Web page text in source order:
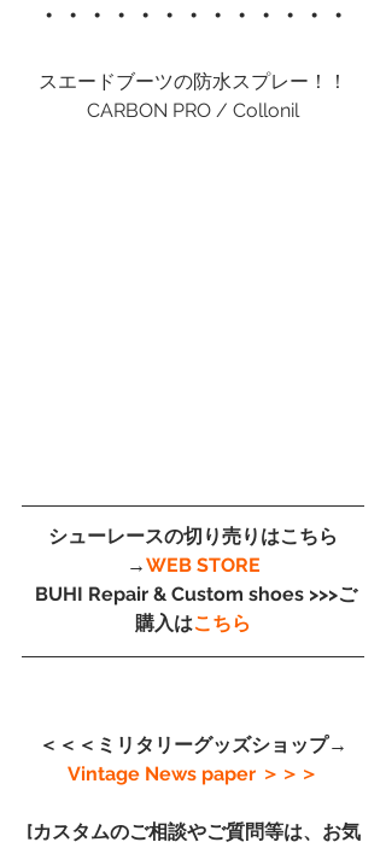
・・・・・・・・・・・・・
スエードブーツの防水スプレー！！
CARBON PRO / Collonil
シューレースの切り売りはこちら
→WEB STORE
購入はこちら
＜＜＜ミリタリーグッズショップ→
Vintage News paper ＞＞＞
[カスタムのご相談やご質問等は、お気